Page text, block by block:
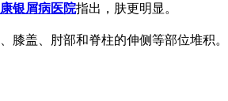
银屑病医院指出，肤更明显。
膝盖、肘部和脊柱的伸侧等部位堆积。